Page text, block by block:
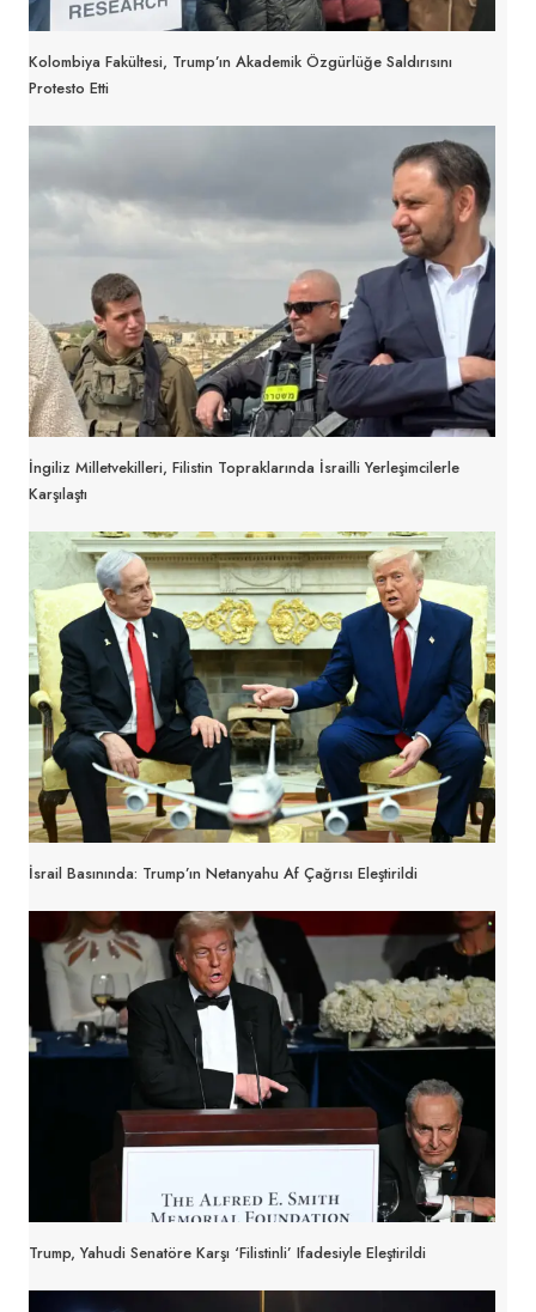
Kolombiya Fakültesi, Trump’ın Akademik Özgürlüğe Saldırısını
Protesto Etti
İngiliz Milletvekilleri, Filistin Topraklarında İsrailli Yerleşimcilerle
Karşılaştı
İsrail Basınında: Trump’ın Netanyahu Af Çağrısı Eleştirildi
Trump, Yahudi Senatöre Karşı ‘Filistinli’ Ifadesiyle Eleştirildi